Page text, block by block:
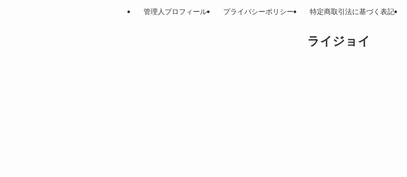
ライジョイ
管理人プロフィール プライバシーポリシー 特定商取引法に基づく表記